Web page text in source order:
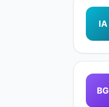
IA
BG